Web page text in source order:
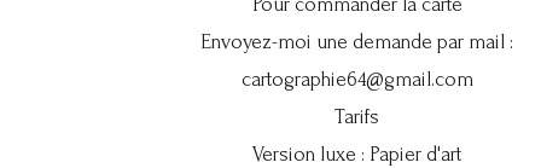
Pour commander la carte
Envoyez-moi une demande par mail :
cartographie64@gmail.com
Tarifs
Version luxe : Papier d'art